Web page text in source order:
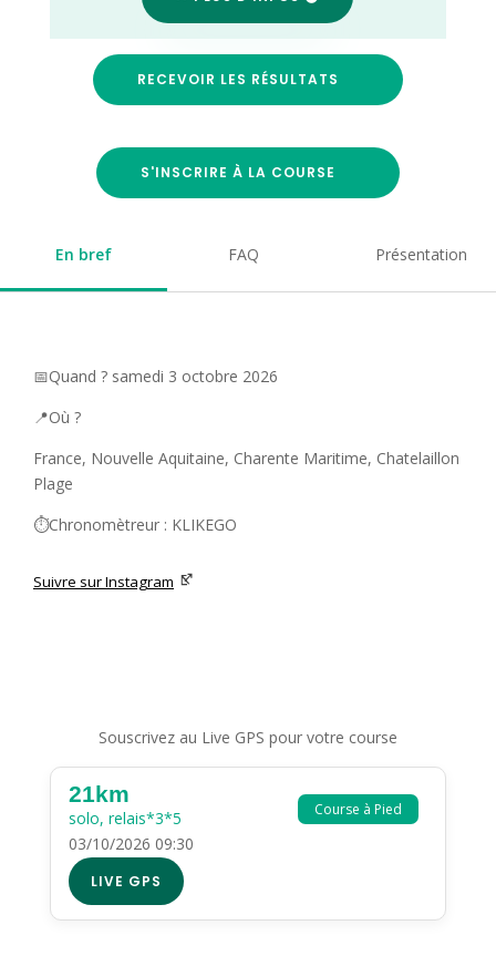
RECEVOIR LES RÉSULTATS
S'INSCRIRE À LA COURSE
En bref FAQ Présentation
📅Quand ? samedi 3 octobre 2026
📍Où ?
France, Nouvelle Aquitaine, Charente Maritime, Chatelaillon
Plage
⏱️Chronomètreur : KLIKEGO
Suivre sur Instagram
Souscrivez au Live GPS pour votre course
Course à Pied
21km
solo, relais*3*5
03/10/2026 09:30
LIVE GPS